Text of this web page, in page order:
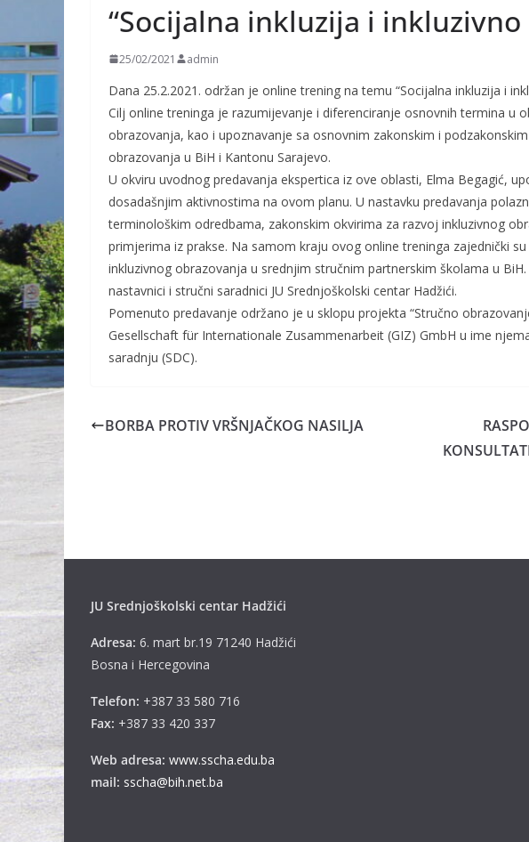
“Socijalna inkluzija i inkluzivno
25/02/2021 admin
Dana 25.2.2021. održan je online trening na temu “Socijalna inkluzija i
Cilj online treninga je razumijevanje i diferenciranje osnovnih termina u
obrazovanja, kao i upoznavanje sa osnovnim zakonskim i
obrazovanja u BiH i Kantonu Sarajevo.
U okviru uvodnog predavanja ekspertica iz ove oblasti, Elma Begagić,
dosadašnjim aktivnostima na ovom planu. U nastavku predavanja
terminološkim odredbama, zakonskim okvirima za razvoj inkluzivnog
primjerima iz prakse. Na samom kraju ovog online treninga zajednički
inkluzivnog obrazovanja u srednjim stručnim partnerskim školama u
nastavnici i stručni saradnici JU Srednjoškolski centar Hadžići.
Pomenuto predavanje održano je u sklopu projekta “Stručno
Gesellschaft für Internationale Zusammenarbeit (GIZ) GmbH u ime
saradnju (SDC).
BORBA PROTIV VRŠNJAČKOG NASILJA
JU Srednjoškolski centar Hadžići
Adresa: 6. mart br.19 71240 Hadžići
Bosna i Hercegovina
Telefon: +387 33 580 716
Fax: +387 33 420 337
Web adresa: www.sscha.edu.ba
mail: sscha@bih.net.ba